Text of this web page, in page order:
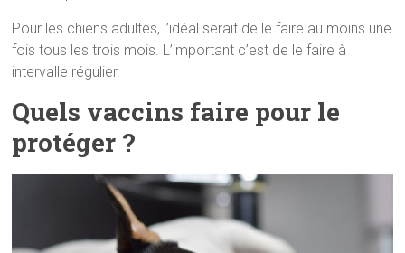
Pour les chiens adultes, l’idéal serait de le faire au moins une
fois tous les trois mois. L’important c’est de le faire à
intervalle régulier.
Quels vaccins faire pour le
protéger ?